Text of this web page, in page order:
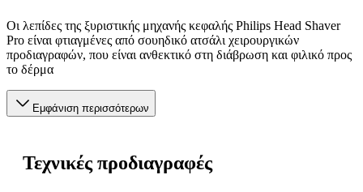
Οι λεπίδες της ξυριστικής μηχανής κεφαλής Philips Head Shaver
Pro είναι φτιαγμένες από σουηδικό ατσάλι χειρουργικών
προδιαγραφών, που είναι ανθεκτικό στη διάβρωση και φιλικό προς
το δέρμα
Εμφάνιση περισσότερων
Τεχνικές προδιαγραφές